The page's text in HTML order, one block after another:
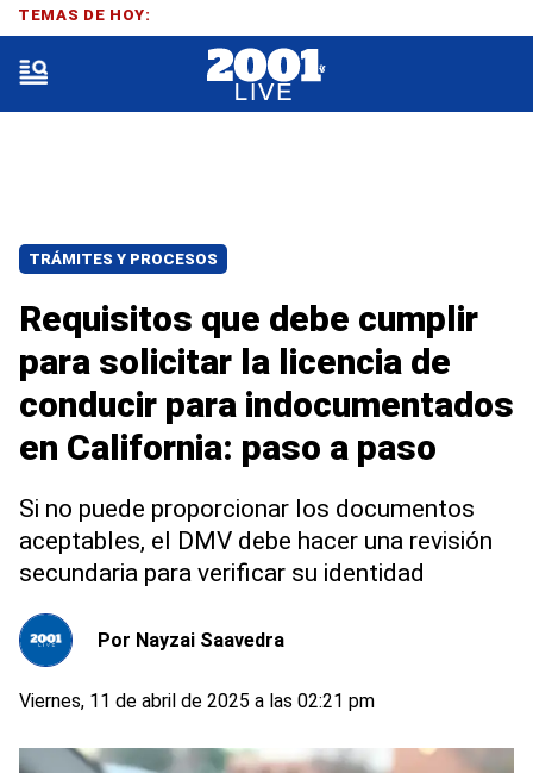
TRÁMITES Y PROCESOS
Requisitos que debe cumplir
para solicitar la licencia de
conducir para indocumentados
en California: paso a paso
Si no puede proporcionar los documentos
aceptables, el DMV debe hacer una revisión
secundaria para verificar su identidad
Por Nayzai Saavedra
Viernes, 11 de abril de 2025 a las 02:21 pm
TEMAS DE HOY: